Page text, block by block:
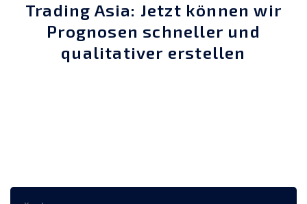
Trading Asia: Jetzt können wir
Prognosen schneller und
qualitativer erstellen